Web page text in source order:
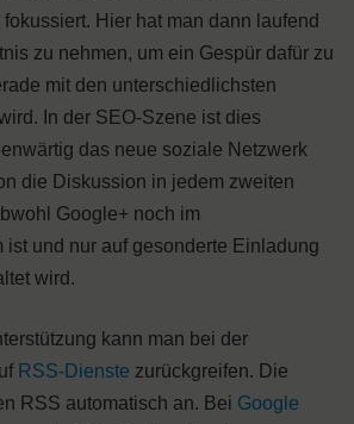
Hier hat man dann laufend
zu nehmen, um ein Gespür dafür zu
mit den unterschiedlichsten
In der SEO-Szene ist dies
das neue soziale Netzwerk
die Diskussion in jedem zweiten
Google+ noch im
ist und nur auf gesonderte Einladung
wird.
kann man bei der
RSS-Dienste zurückgreifen. Die
RSS automatisch an. Bei Google